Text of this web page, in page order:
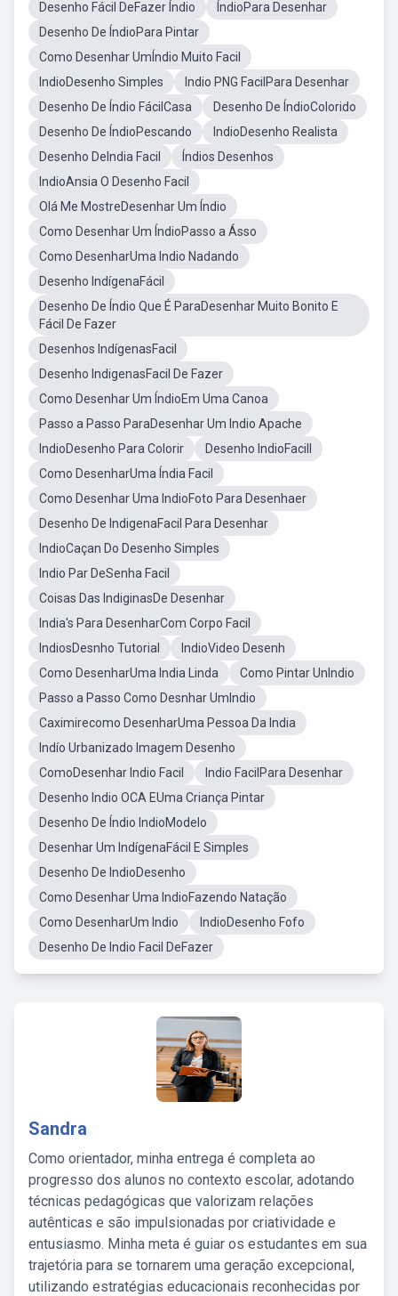
Desenho Fácil DeFazer Índio
ÍndioPara Desenhar
Desenho De ÍndioPara Pintar
Como Desenhar UmÍndio Muito Facil
IndioDesenho Simples
Indio PNG FacilPara Desenhar
Desenho De Índio FácilCasa
Desenho De ÍndioColorido
Desenho De ÍndioPescando
IndioDesenho Realista
Desenho DeIndia Facil
Índios Desenhos
IndioAnsia O Desenho Facil
Olá Me MostreDesenhar Um Índio
Como Desenhar Um ÍndioPasso a Ásso
Como DesenharUma Indio Nadando
Desenho IndígenaFácil
Desenho De Índio Que É ParaDesenhar Muito Bonito E
Fácil De Fazer
Desenhos IndígenasFacil
Desenho IndigenasFacil De Fazer
Como Desenhar Um ÍndioEm Uma Canoa
Passo a Passo ParaDesenhar Um Indio Apache
IndioDesenho Para Colorir
Desenho IndioFacill
Como DesenharUma Índia Facil
Como Desenhar Uma IndioFoto Para Desenhaer
Desenho De IndigenaFacil Para Desenhar
IndioCaçan Do Desenho Simples
Indio Par DeSenha Facil
Coisas Das IndiginasDe Desenhar
India's Para DesenharCom Corpo Facil
IndiosDesnho Tutorial
IndioVideo Desenh
Como DesenharUma India Linda
Como Pintar UnIndio
Passo a Passo Como Desnhar UmIndio
Caximirecomo DesenharUma Pessoa Da India
Indío Urbanizado Imagem Desenho
ComoDesenhar Indio Facil
Indio FacilPara Desenhar
Desenho Indio OCA EUma Criança Pintar
Desenho De Índio IndioModelo
Desenhar Um IndígenaFácil E Simples
Desenho De IndioDesenho
Como Desenhar Uma IndioFazendo Natação
Como DesenharUm Indio
IndioDesenho Fofo
Desenho De Indio Facil DeFazer
Sandra
Como orientador, minha entrega é completa ao
progresso dos alunos no contexto escolar, adotando
técnicas pedagógicas que valorizam relações
autênticas e são impulsionadas por criatividade e
entusiasmo. Minha meta é guiar os estudantes em sua
trajetória para se tornarem uma geração excepcional,
utilizando estratégias educacionais reconhecidas por